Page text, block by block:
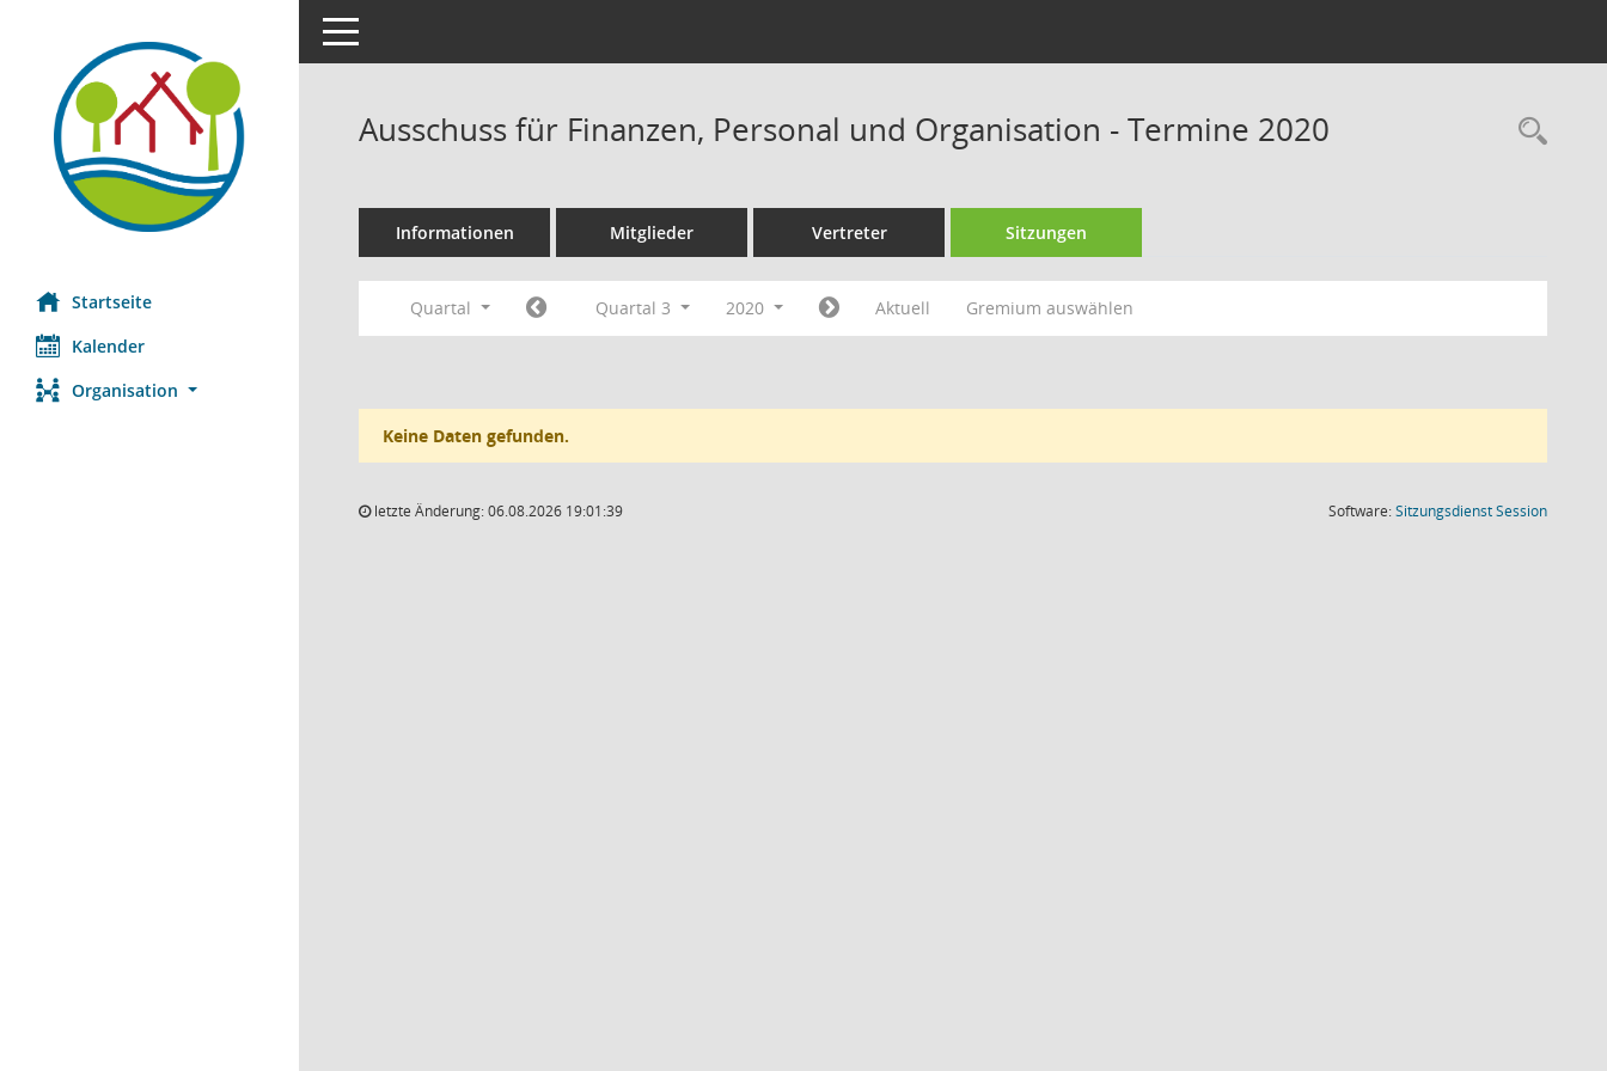
Startseite
Kalender
Organisation
Toggle navigation
Ausschuss für Finanzen, Personal und Organisation - Termine 2020
Informationen Mitglieder Vertreter Sitzungen
Quartal Quartal 3 2020 Aktuell Gremium auswählen
Keine Daten gefunden.
letzte Änderung: 06.08.2026 19:01:39 Software:SitzungsdienstSession(Wird in